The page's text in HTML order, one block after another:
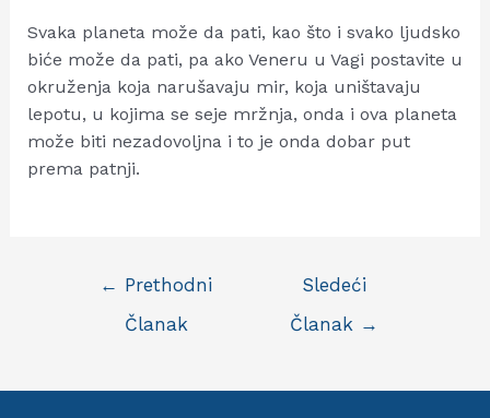
Svaka planeta može da pati, kao što i svako ljudsko
biće može da pati, pa ako Veneru u Vagi postavite u
okruženja koja narušavaju mir, koja uništavaju
lepotu, u kojima se seje mržnja, onda i ova planeta
može biti nezadovoljna i to je onda dobar put
prema patnji.
Kretanje
← Prethodni
Članak
Sledeći
Članak →